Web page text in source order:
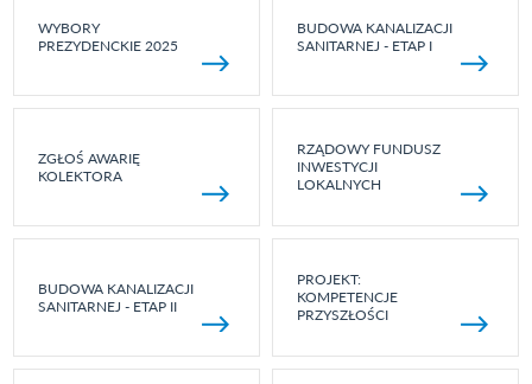
WYBORY
PREZYDENCKIE 2025
BUDOWA KANALIZACJI
SANITARNEJ - ETAP I
ZGŁOŚ AWARIĘ
KOLEKTORA
RZĄDOWY FUNDUSZ
INWESTYCJI
LOKALNYCH
BUDOWA KANALIZACJI
SANITARNEJ - ETAP II
PROJEKT:
KOMPETENCJE
PRZYSZŁOŚCI